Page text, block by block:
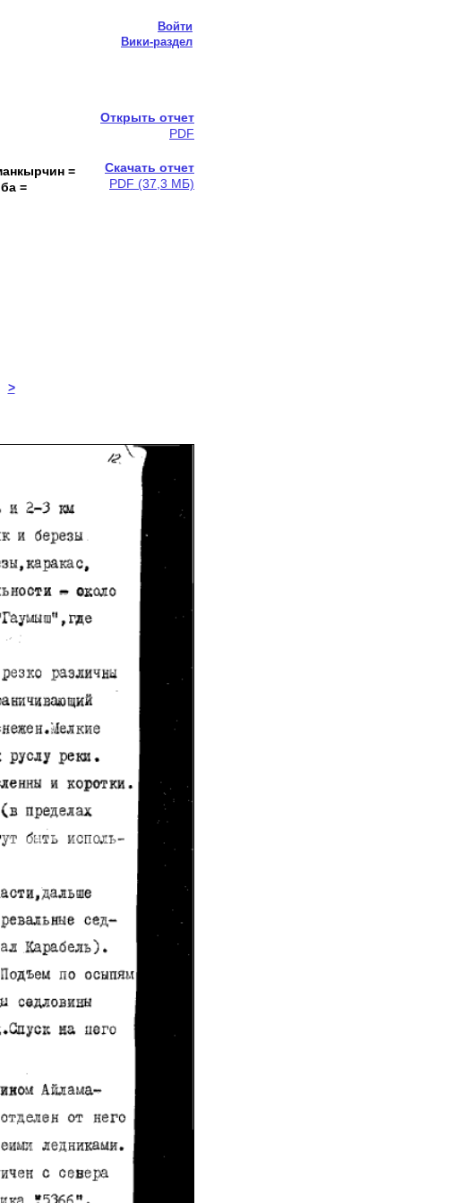
Войти
Вики-раздел
=
=
Открыть отчет
PDF
Скачать отчет
PDF (37,3 МБ)
>